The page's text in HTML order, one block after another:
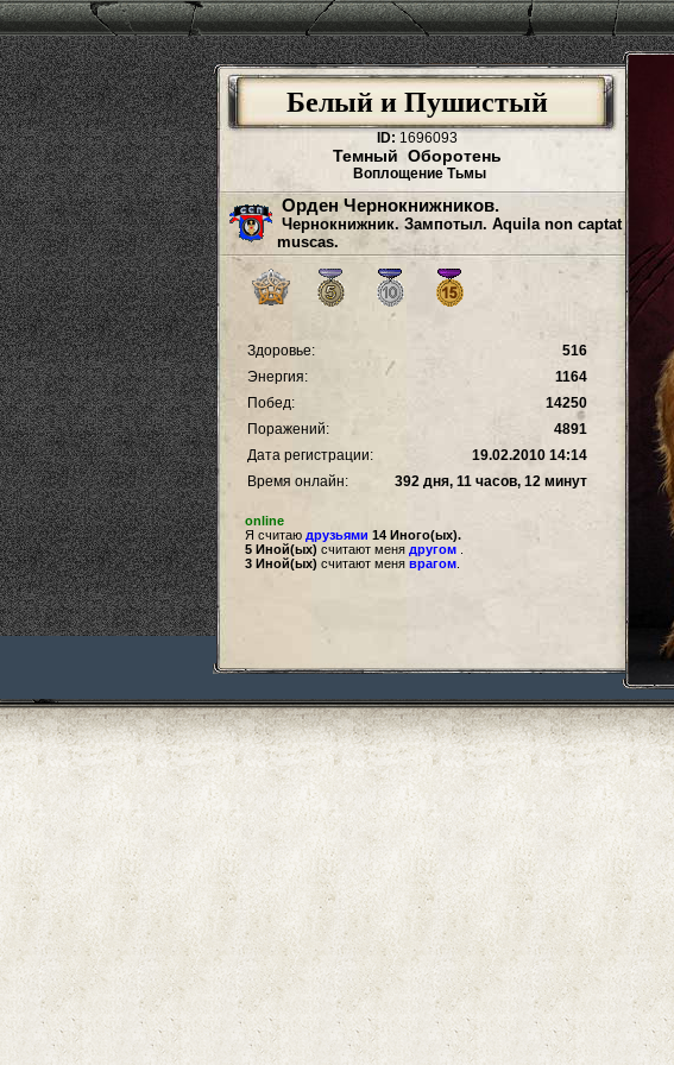
Белый и Пушистый
ID: 1696093
Темный Оборотень
Воплощение Тьмы
Орден Чернокнижников.
Чернокнижник. Зампотыл. Aquila non captat
muscas.
Здоровье:
516
Энергия:
1164
Побед:
14250
Поражений:
4891
Дата регистрации:
19.02.2010 14:14
Время онлайн:
392 дня, 11 часов, 12 минут
online
Я считаю друзьями 14 Иного(ых).
5 Иной(ых) считают меня другом
3 Иной(ых) считают меня врагом